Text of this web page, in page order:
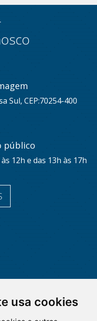
usa cookies
Sul, CEP:70254-400
público
12h e das 13h às 17h